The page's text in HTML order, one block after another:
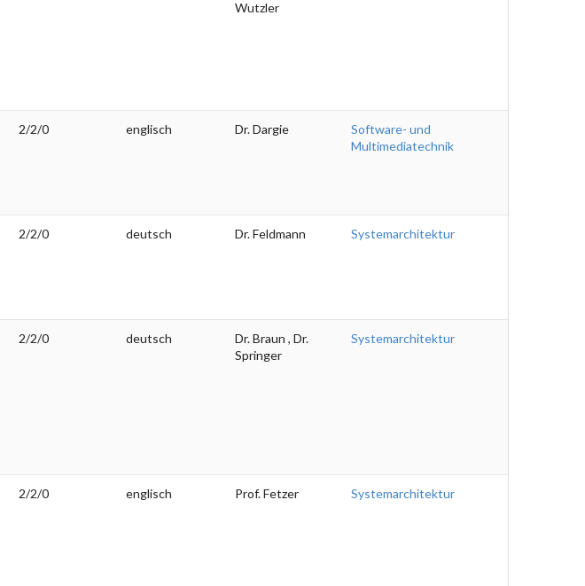
Wutzler
2/2/0 englisch Dr. Dargie
Software- und
Multimediatechnik
2/2/0 deutsch Dr. Feldmann Systemarchitektur
2/2/0 deutsch
Dr. Braun , Dr.
Springer
Systemarchitektur
2/2/0 englisch Prof. Fetzer Systemarchitektur